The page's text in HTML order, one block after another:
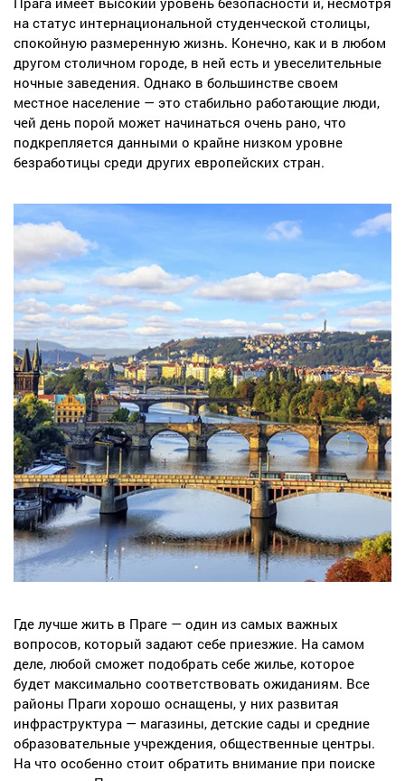
на статус интернациональной студенческой столицы,
спокойную размеренную жизнь. Конечно, как и в любом
другом столичном городе, в ней есть и увеселительные
ночные заведения. Однако в большинстве своем
местное население — это стабильно работающие люди,
чей день порой может начинаться очень рано, что
подкрепляется данными о крайне низком уровне
безработицы среди других европейских стран.
Где лучше жить в Праге — один из самых важных
вопросов, который задают себе приезжие. На самом
деле, любой сможет подобрать себе жилье, которое
будет максимально соответствовать ожиданиям. Все
районы Праги хорошо оснащены, у них развитая
инфраструктура — магазины, детские сады и средние
образовательные учреждения, общественные центры.
На что особенно стоит обратить внимание при поиске